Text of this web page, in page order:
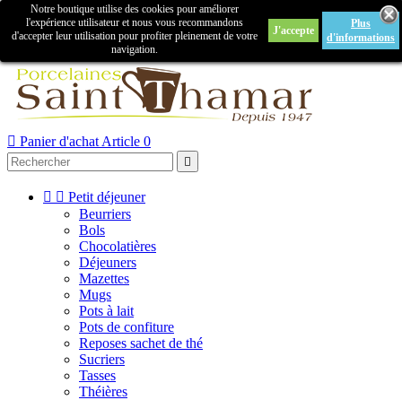
Créer un compteConnexion
 Panier d'achat Article 0

Notre boutique utilise des cookies pour améliorer
l'expérience utilisateur et nous vous recommandons
d'accepter leur utilisation pour profiter pleinement de votre
navigation.
J'accepte
Plus
d'informations
  Petit déjeuner
Beurriers
Bols
Chocolatières
Déjeuners
Mazettes
Mugs
Pots à lait
Pots de confiture
Reposes sachet de thé
Sucriers
Tasses
Théières